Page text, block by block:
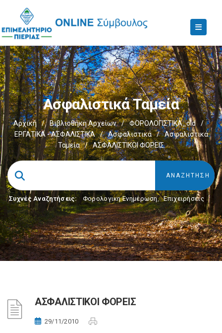
Ασφαλιστικά Ταμεία
Αρχική / Βιβλιοθήκη Αρχείων / ΦΟΡΟΛΟΓΙΣΤΙΚΑ_old
/
ΕΡΓΑΤΙΚΑ - ΑΣΦΑΛΙΣΤΙΚΑ
/ Ασφαλιστικά /
Ασφαλιστικά
Ταμεία
/ ΑΣΦΑΛΙΣΤΙΚΟΙ ΦΟΡΕΙΣ
Συχνές Αναζητήσεις: Φορολογικη Ενημέρωση, Επιχειρήσεις
ΑΣΦΑΛΙΣΤΙΚΟΙ ΦΟΡΕΙΣ
29/11/2010